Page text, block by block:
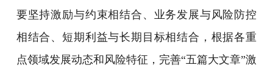
要坚持激励与约束相结合、业务发展与风险防控
相结合、短期利益与长期目标相结合，根据各重
点领域发展动态和风险特征，完善“五篇大文章”激